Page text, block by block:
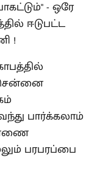
சென்னை
பார்க்கலாம்
பரபரப்பை